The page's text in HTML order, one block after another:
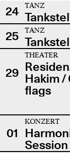
24
TANZ
25
TANZ
29
THEATER
Hakim /
flags
01
KONZERT
Session